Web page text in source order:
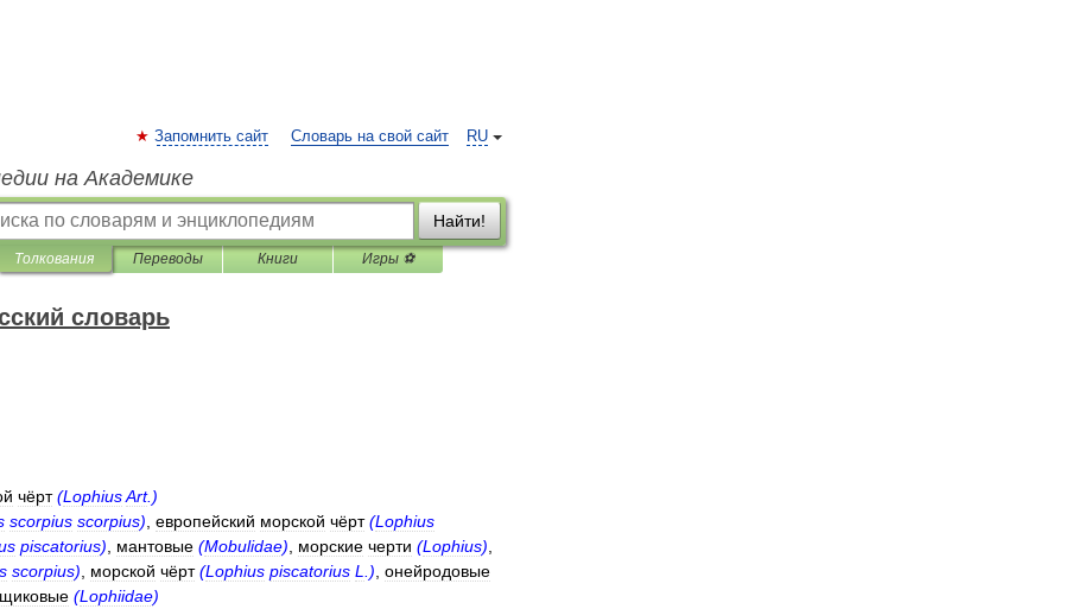
RU
Запомнить сайт Словарь на свой сайт
на Академике
Найти!
Толкования Переводы Книги Игры ⚽
словарь
чёрт (LophiusArt.)
scorpius scorpius) европейский морской чёрт (Lophius
piscatorius) мантовые (Mobulidae) морские черти (Lophius)
scorpius) морской чёрт (Lophius piscatorius L .) онейродовые
(Lophiidae)